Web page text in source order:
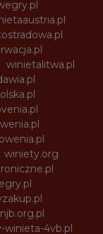
winietalitwa.pl
winiety.org
winieta-4vb.pl